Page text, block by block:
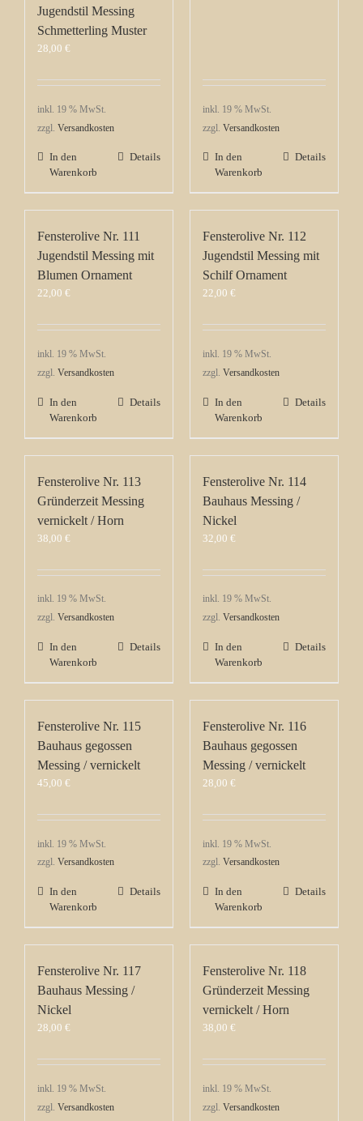
Jugendstil Messing
Schmetterling Muster
28,00 €
inkl. 19 % MwSt.
zzgl. Versandkosten
In den
Warenkorb
Details
inkl. 19 % MwSt.
zzgl. Versandkosten
In den
Warenkorb
Details
Fensterolive Nr. 111
Jugendstil Messing mit
Blumen Ornament
22,00 €
inkl. 19 % MwSt.
zzgl. Versandkosten
In den
Warenkorb
Details
Fensterolive Nr. 112
Jugendstil Messing mit
Schilf Ornament
22,00 €
inkl. 19 % MwSt.
zzgl. Versandkosten
In den
Warenkorb
Details
Fensterolive Nr. 113
Gründerzeit Messing
vernickelt / Horn
38,00 €
inkl. 19 % MwSt.
zzgl. Versandkosten
In den
Warenkorb
Details
Fensterolive Nr. 114
Bauhaus Messing /
Nickel
32,00 €
inkl. 19 % MwSt.
zzgl. Versandkosten
In den
Warenkorb
Details
Fensterolive Nr. 115
Bauhaus gegossen
Messing / vernickelt
45,00 €
inkl. 19 % MwSt.
zzgl. Versandkosten
In den
Warenkorb
Details
Fensterolive Nr. 116
Bauhaus gegossen
Messing / vernickelt
28,00 €
inkl. 19 % MwSt.
zzgl. Versandkosten
In den
Warenkorb
Details
Fensterolive Nr. 117
Bauhaus Messing /
Nickel
28,00 €
inkl. 19 % MwSt.
zzgl. Versandkosten
Fensterolive Nr. 118
Gründerzeit Messing
vernickelt / Horn
38,00 €
inkl. 19 % MwSt.
zzgl. Versandkosten